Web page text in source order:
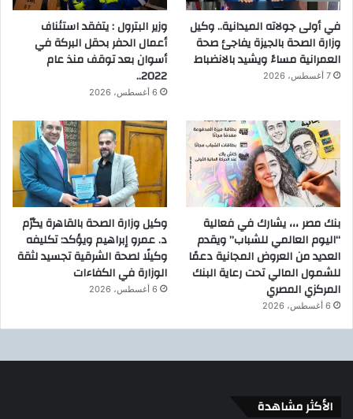
في أولى جولاته الميدانية.. وكيل
وزارة الصحة بالجيزة يفاجئ صحة
العمرانية مساءً ويشيد بالانضباط
7 أغسطس، 2026
وزير البترول : يتفقد استئناف
أعمال الحفر بحقل البركة في
أسوان بعد توقف منذ عام
2022..
6 أغسطس، 2026
بنك مصر ،،، يشارك في فعالية
“اليوم العالمي للشباب” ويقدم
العديد من العروض المجانية دعمًا
للشمول المالي تحت رعاية البنك
المركزي المصري
6 أغسطس، 2026
وكيل وزارة الصحة بالقاهرة يكرّم
د. عمرو إبراهيم ويؤكد: تكليفه
وكيلًا لصحة الشرقية تجسيد لثقة
الوزارة في الكفاءات
6 أغسطس، 2026
الأكثر مشاهدة